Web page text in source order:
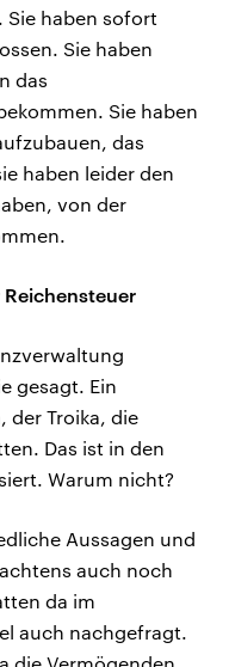
Sie haben sofort
Sie haben
das
Sie haben
das
haben leider den
von der
gesagt. Ein
der Troika, die
Das ist in den
Warum nicht?
Aussagen und
auch noch
da im
auch nachgefragt.